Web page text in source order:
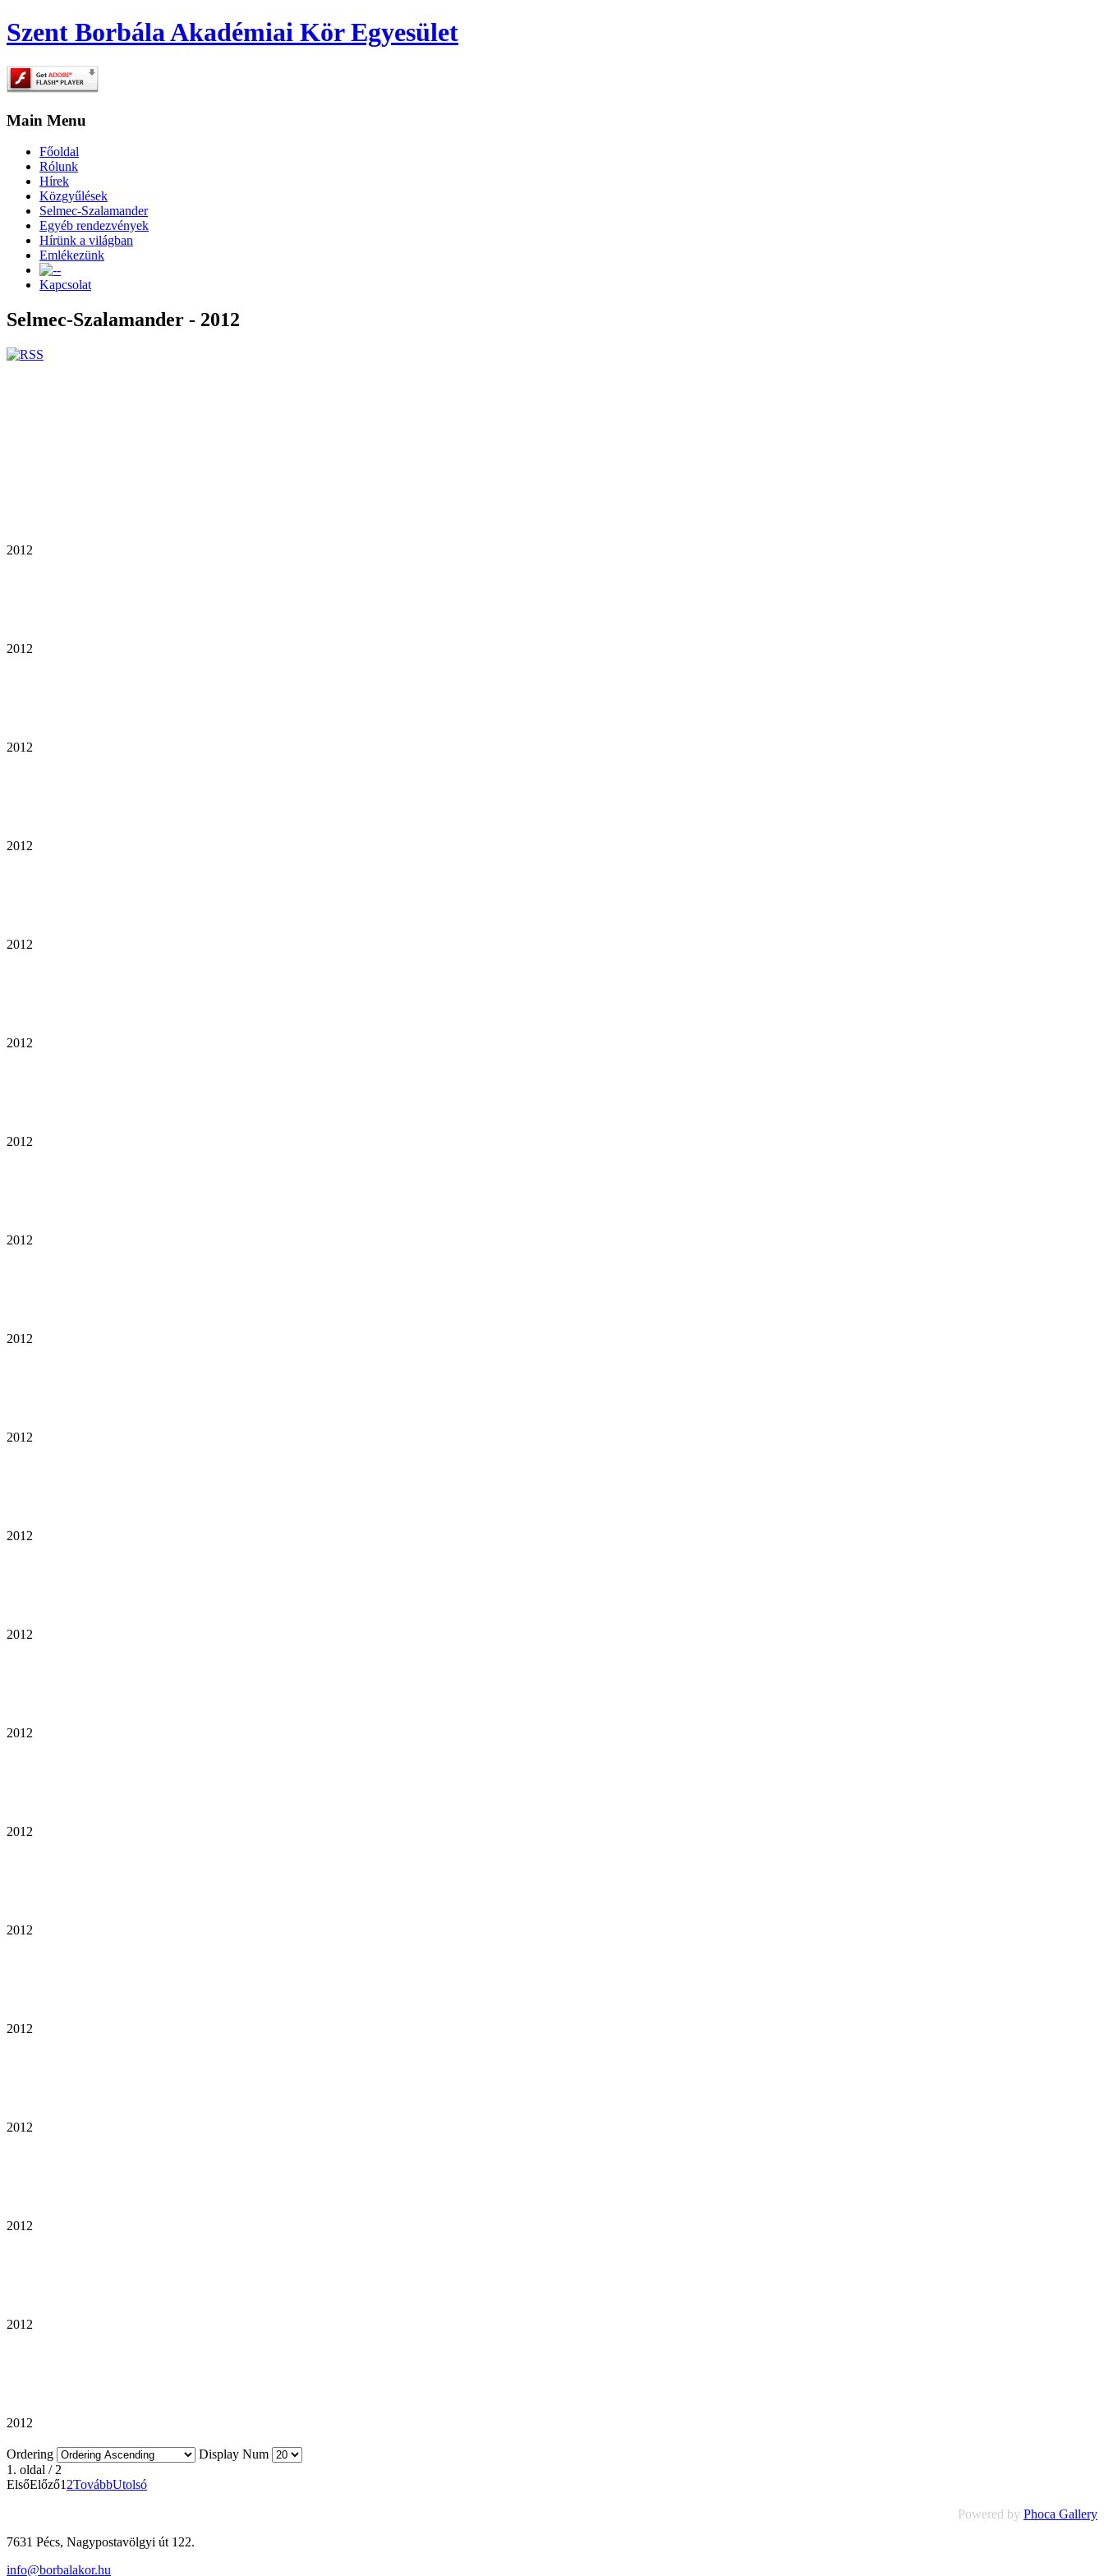
Szent Borbála Akadémiai Kör Egyesület
Main Menu
Főoldal
Rólunk
Hírek
Közgyűlések
Selmec-Szalamander
Egyéb rendezvények
Hírünk a világban
Emlékezünk
-
Kapcsolat
Selmec-Szalamander - 2012
2012
2012
2012
2012
2012
2012
2012
2012
2012
2012
2012
2012
2012
2012
2012
2012
2012
2012
2012
2012
Ordering
Display Num
1. oldal / 2
ElsőElőző1 2TovábbUtolsó
Powered by Phoca Gallery
7631 Pécs, Nagypostavölgyi út 122.
info@borbalakor.hu